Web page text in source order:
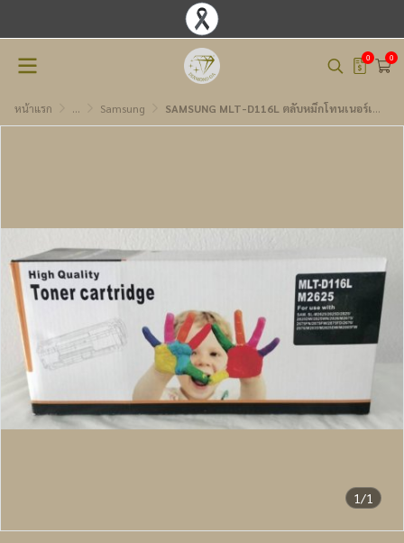
0 0
หน้าแรก ... Samsung SAMSUNG MLT-D116L ตลับหมึกโทนเนอร์เทียบเท่า
1/1